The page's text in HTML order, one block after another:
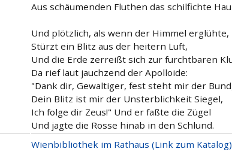
Aus schäumenden Fluthen das schilfichte
Und plötzlich, als wenn der Himmel erglühte,
Stürzt ein Blitz aus der heitern Luft,
Und die Erde zerreißt sich zur furchtbaren
Da rief laut jauchzend der Apolloide:
"Dank dir, Gewaltiger, fest steht mir der
Dein Blitz ist mir der Unsterblichkeit Siegel,
Ich folge dir Zeus!" Und er faßte die Zügel
Und jagte die Rosse hinab in den Schlund.
Wienbibliothek im Rathaus (Link zum Katalog)